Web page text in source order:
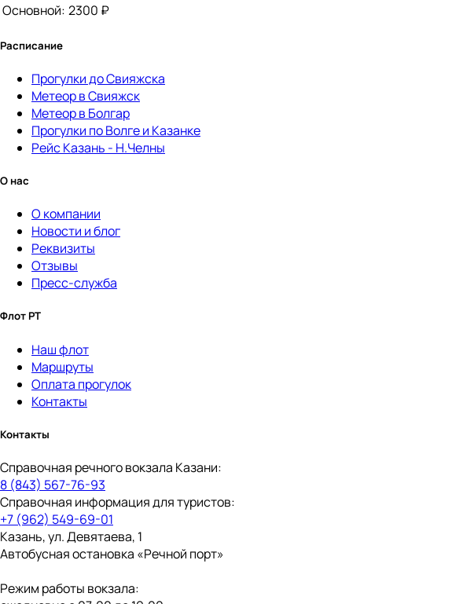
Основной: 2300 ₽
Расписание
Прогулки до Свияжска
Метеор в Свияжск
Метеор в Болгар
Прогулки по Волге и Казанке
Рейс Казань - Н.Челны
О нас
О компании
Новости и блог
Реквизиты
Отзывы
Пресс-служба
Флот РТ
Наш флот
Маршруты
Оплата прогулок
Контакты
Контакты
Справочная речного вокзала Казани:
8 (843) 567-76-93
Справочная информация для туристов:
+7 (962) 549-69-01
Казань, ул. Девятаева, 1
Автобусная остановка «Речной порт»
Режим работы вокзала: